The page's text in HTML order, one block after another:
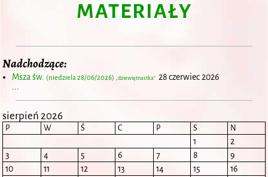
MATERIAŁY
Nadchodzące:
Msza św. (niedziela 28/06/2026) „dziewiętnastka” 28 czerwiec 2026
sierpień 2026
P W Ś C P S N
1
2
3
4 5 6 7 8
9
10
11 12 13 14 15
16